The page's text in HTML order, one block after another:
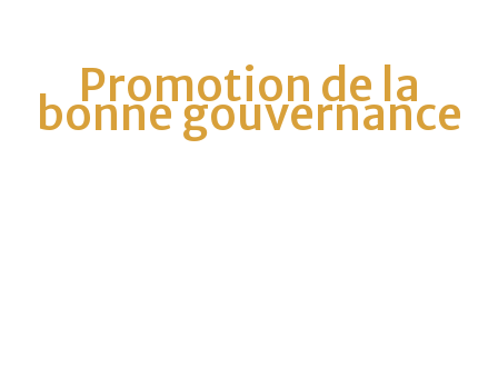
Promotion de la
bonne gouvernance